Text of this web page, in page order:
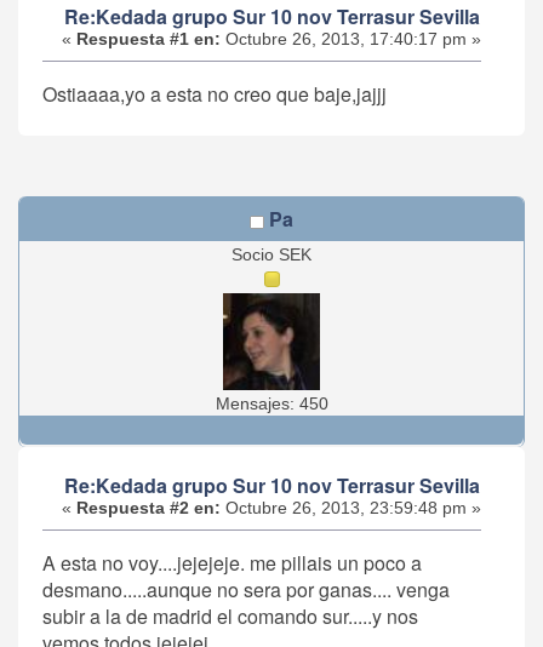
Re:Kedada grupo Sur 10 nov Terrasur Sevilla
« Respuesta #1 en: Octubre 26, 2013, 17:40:17 pm »
Ostiaaaa,yo a esta no creo que baje,jajjj
Pa
Socio SEK
Mensajes: 450
Re:Kedada grupo Sur 10 nov Terrasur Sevilla
« Respuesta #2 en: Octubre 26, 2013, 23:59:48 pm »
A esta no voy....jejejeje. me pillais un poco a
desmano.....aunque no sera por ganas.... venga
subir a la de madrid el comando sur.....y nos